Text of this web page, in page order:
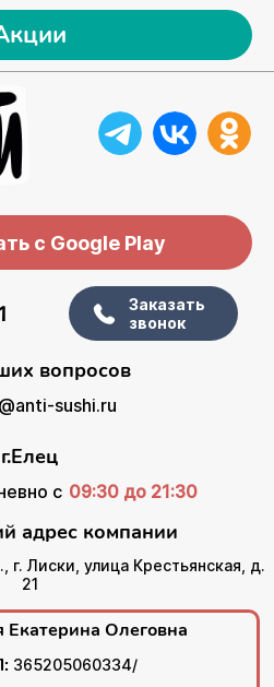
с Google Play
Заказать
звонок
вопросов
sushi.ru
г.Елец
с 09:30 до 21:30
адрес компании
Лиски, улица Крестьянская, д.
21
Олеговна
365205060334/